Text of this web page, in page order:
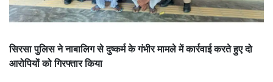
सिरसा पुलिस ने नाबालिग से दुष्कर्म के गंभीर मामले में कार्रवाई करते हुए दो
आरोपियों को गिरफ्तार किया